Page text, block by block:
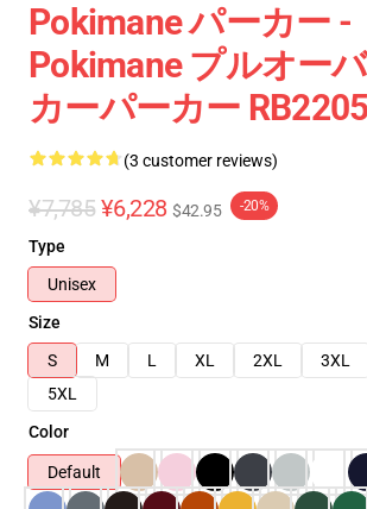
Pokimane パーカー -
Pokimane プルオー
カーパーカー RB2205
(3 customer reviews)
¥7,785 ¥6,228 $42.95 -20%
Type
Unisex
Size
S
M L XL 2XL 3XL
5XL
Color
Default